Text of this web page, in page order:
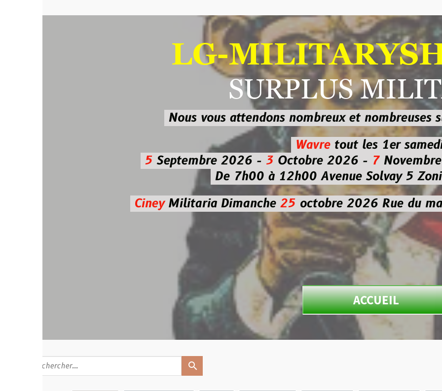
LG-
SURPLUS
Nous vous attendons nombreux et nombreusessur les
Wavre
tout les 1er samedi
Septembre 2026 -3Octobre 2026 - 7Novembre 2026
De 7h00 à 12h00 Avenue Solvay 5 Zoning
MilitariaDimanche25octobre 2026Rue du marché
ACCUEIL